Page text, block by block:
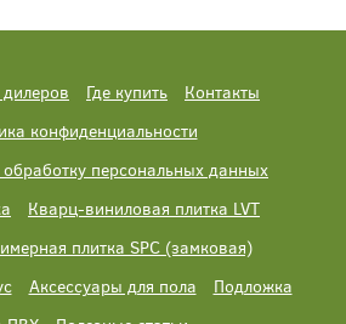
Где купить
Контакты
конфиденциальности
персональных данных
Кварц-виниловая плитка LVT
плитка SPC (замковая)
Аксессуары для пола
Подложка